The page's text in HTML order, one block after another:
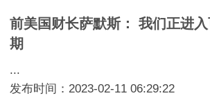
前美国财长萨默斯： 我们正进
期
...
发布时间：2023-02-11 06:29:22